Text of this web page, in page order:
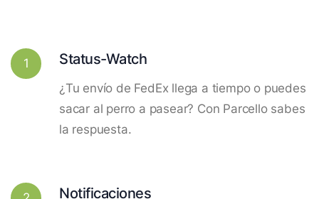
1 Status-Watch
¿Tu envío de FedEx llega a tiempo o puedes
sacar al perro a pasear? Con Parcello sabes
la respuesta.
Notificaciones